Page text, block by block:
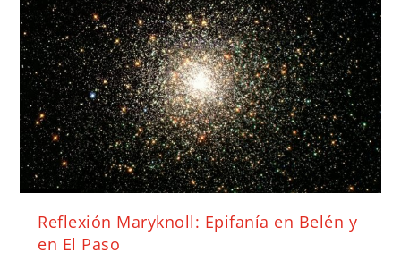
Reflexión Maryknoll: Epifanía en Belén y
en El Paso